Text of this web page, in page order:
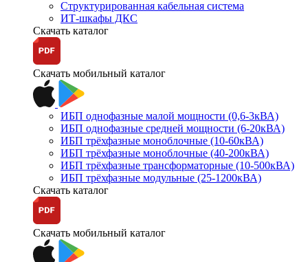
Структурированная кабельная система
ИТ-шкафы ДКС
Скачать каталог
Скачать мобильный каталог
ИБП однофазные малой мощности (0,6-3кВА)
ИБП однофазные средней мощности (6-20кВА)
ИБП трёхфазные моноблочные (10-60кВА)
ИБП трёхфазные моноблочные (40-200кВА)
ИБП трёхфазные трансформаторные (10-500кВА)
ИБП трёхфазные модульные (25-1200кВА)
Скачать каталог
Скачать мобильный каталог